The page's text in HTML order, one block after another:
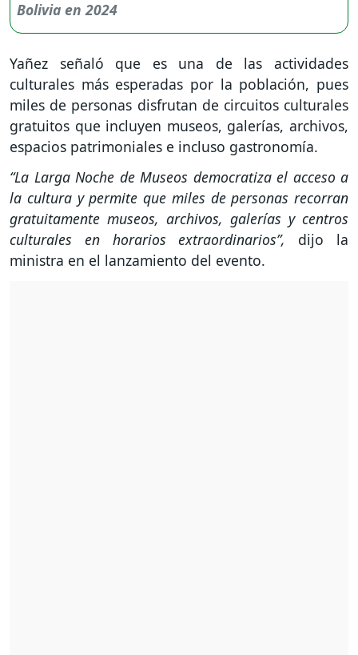
Yañez señaló que es una de las actividades
culturales más esperadas por la población, pues
miles de personas disfrutan de circuitos culturales
gratuitos que incluyen museos, galerías, archivos,
espacios patrimoniales e incluso gastronomía.
“La Larga Noche de Museos democratiza el acceso a
la cultura y permite que miles de personas recorran
gratuitamente museos, archivos, galerías y centros
culturales en horarios extraordinarios”,
dijo la
ministra en el lanzamiento del evento.